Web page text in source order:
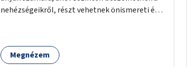
nehézségeikről, részt vehetnek önismereti és
biztonságban játszhatnak.
Megnézem